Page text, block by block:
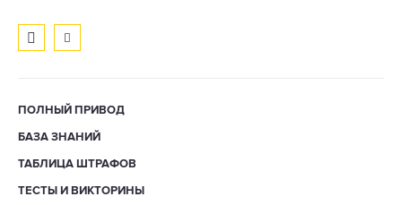
ПОЛНЫЙ ПРИВОД
БАЗА ЗНАНИЙ
ТАБЛИЦА ШТРАФОВ
ТЕСТЫ И ВИКТОРИНЫ